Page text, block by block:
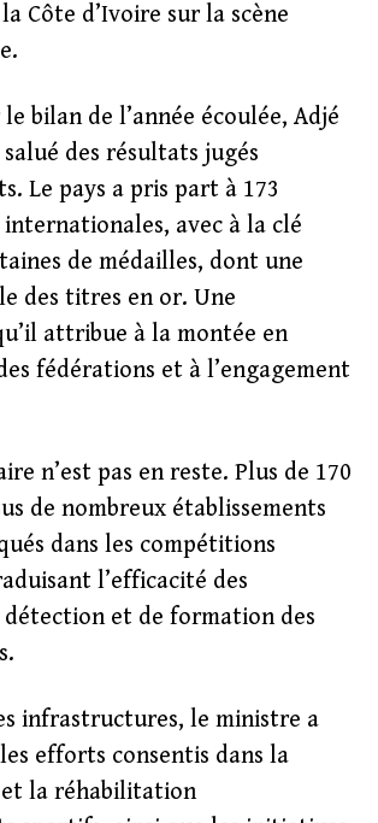
Côte d’Ivoire sur la scène
bilan de l’année écoulée, Adjé
des résultats jugés
Le pays a pris part à 173
avec à la clé
de médailles, dont une
des titres en or. Une
attribue à la montée en
fédérations et à l’engagement
n’est pas en reste. Plus de 170
de nombreux établissements
dans les compétitions
l’efficacité des
et de formation des
infrastructures, le ministre a
efforts consentis dans la
la réhabilitation